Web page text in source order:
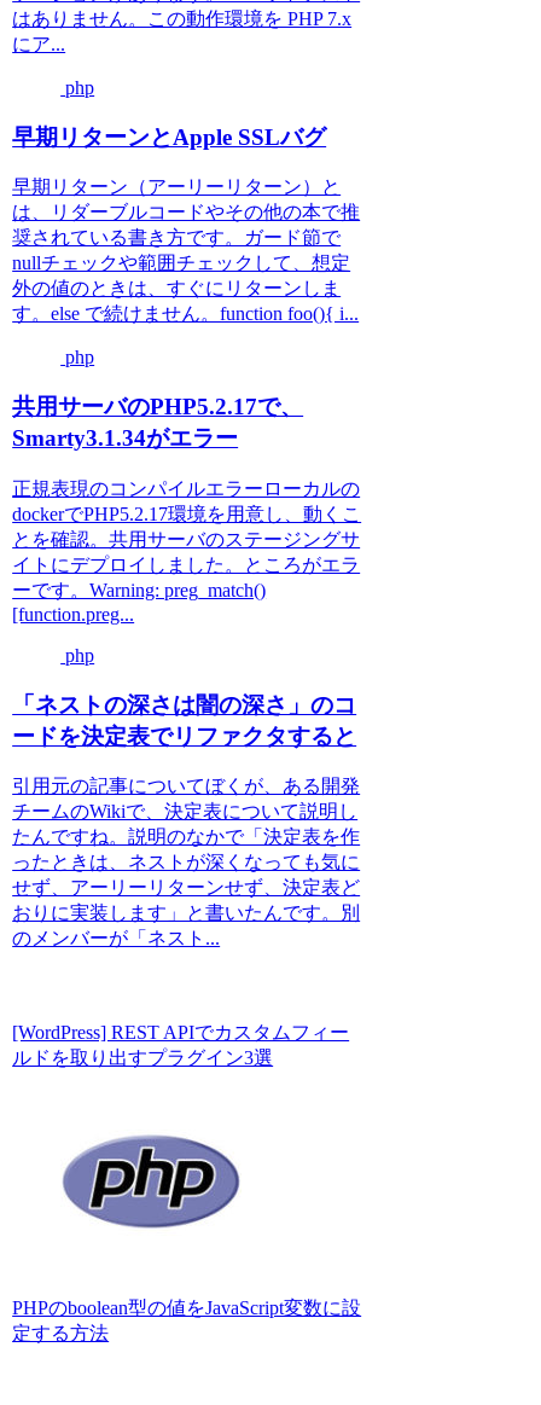
はありません。この動作環境を PHP 7.x
にア...
php
早期リターンとApple SSLバグ
早期リターン（アーリーリターン）と
は、リダーブルコードやその他の本で推
奨されている書き方です。ガード節で
nullチェックや範囲チェックして、想定
外の値のときは、すぐにリターンしま
す。else で続けません。function foo(){ i...
php
共用サーバのPHP5.2.17で、
Smarty3.1.34がエラー
正規表現のコンパイルエラーローカルの
dockerでPHP5.2.17環境を用意し、動くこ
とを確認。共用サーバのステージングサ
イトにデプロイしました。ところがエラ
ーです。Warning: preg_match()
[function.preg...
php
「ネストの深さは闇の深さ」のコ
ードを決定表でリファクタすると
引用元の記事についてぼくが、ある開発
チームのWikiで、決定表について説明し
たんですね。説明のなかで「決定表を作
ったときは、ネストが深くなっても気に
せず、アーリーリターンせず、決定表ど
おりに実装します」と書いたんです。別
のメンバーが「ネスト...
[WordPress] REST APIでカスタムフィー
ルドを取り出すプラグイン3選
PHPのboolean型の値をJavaScript変数に設
定する方法